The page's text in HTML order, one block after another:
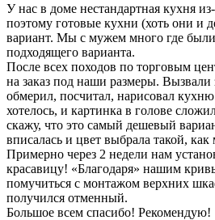
У нас в доме нестандартная кухня
поэтому готовые кухни (хоть они и
вариант. Мы с мужем много где
подходящего варианта.
После всех походов по торговым
на заказ под наши размеры. Вызвали
обмерил, посчитал, нарисовал
хотелось, и картинка в голове
скажу, что это самый дешевый
вписалась и цвет выбрала такой, как
Примерно через 2 недели нам
красавицу! «Благодаря» нашим
помучиться с монтажом верхних
получился отменный.
Большое всем спасибо! Рекомендую!